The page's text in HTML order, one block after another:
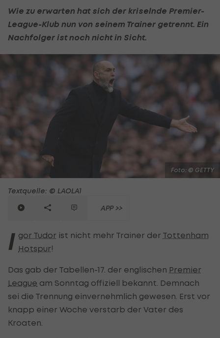
Wie zu erwarten hat sich der kriselnde Premier-
League-Klub nun von seinem Trainer getrennt. Ein
Nachfolger ist noch nicht in Sicht.
Foto: © GETTY
Textquelle: © LAOLA1
APP >>
I gor Tudor ist nicht mehr Trainer der Tottenham
Hotspur!
Das gab der Tabellen-17. der englischen Premier
League am Sonntag offiziell bekannt. Demnach
sei die Trennung einvernehmlich gewesen. Erst vor
knapp einer Woche verstarb der Vater des
Kroaten.